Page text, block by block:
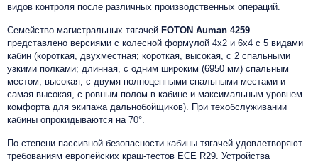
видов контроля после различных производственных операций.
Семейство магистральных тягачей FOTON Auman 4259
представлено версиями с колесной формулой 4х2 и 6х4 с 5 видами
кабин (короткая, двухместная; короткая, высокая, с 2 спальными
узкими полками; длинная, с одним широким (6950 мм) спальным
местом; высокая, с двумя полноценными спальными местами и
самая высокая, с ровным полом в кабине и максимальным уровнем
комфорта для экипажа дальнобойщиков). При техобслуживании
кабины опрокидываются на 70°.
По степени пассивной безопасности кабины тягачей удовлетворяют
требованиям европейских краш-тестов ЕСЕ R29. Устройства